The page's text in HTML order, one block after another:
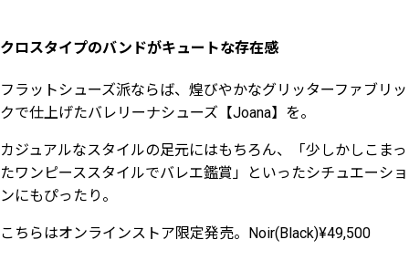
クロスタイプのバンドがキュートな存在感
フラットシューズ派ならば、煌びやかなグリッターファブリッ
クで仕上げたバレリーナシューズ【Joana】を。
カジュアルなスタイルの足元にはもちろん、「少しかしこまっ
たワンピーススタイルでバレエ鑑賞」といったシチュエーショ
ンにもぴったり。
こちらはオンラインストア限定発売。Noir(Black)¥49,500